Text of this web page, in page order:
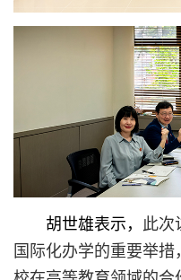
胡世雄表示， 此次
国际化办学的重要举